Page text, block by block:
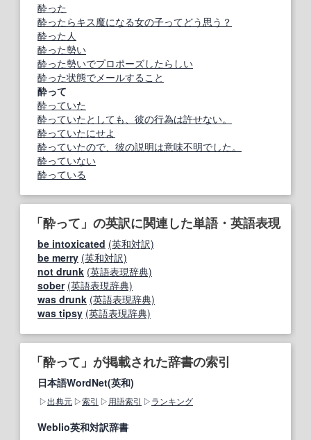
酔った
酔ったらキス魔になる女の子ってどう思う？
酔った人
酔った勢い
酔った勢いでプロポーズしたらしい
酔った状態でメールすること
酔って
酔っていた
酔っていたとしても、彼の行為は許せない。
酔っていたにせよ
酔っていたので、彼の説明は意味不明でした。
酔っていない
酔っている
「酔って」の英訳に関連した単語・英語表現
be intoxicated (英和対訳)
be merry (英和対訳)
not drunk (英語表現辞典)
sober (英語表現辞典)
was drunk (英語表現辞典)
was tipsy (英語表現辞典)
「酔って」が掲載された辞書の索引
日本語WordNet(英和)
出典元 索引 用語索引 ランキング
Weblio英和対訳辞書